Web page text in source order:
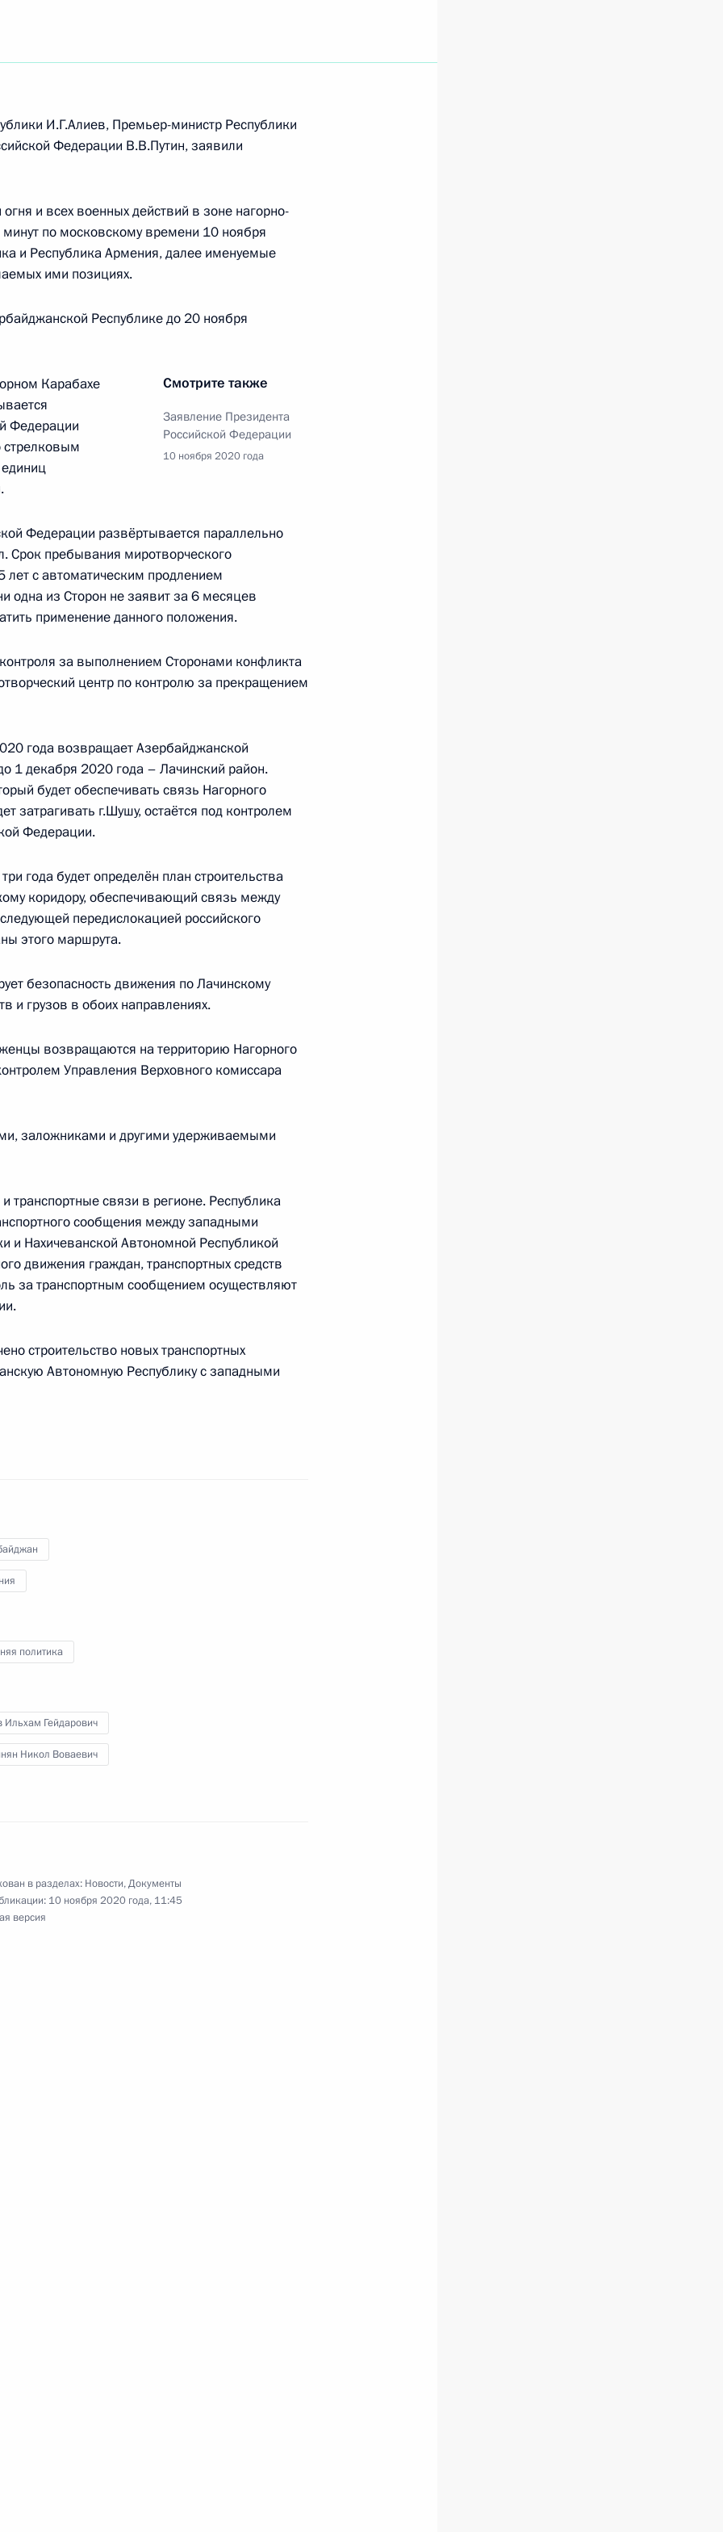
обязанности Премьер-
обязанности Премьер-
Армении Николом
Николом Пашиняном
Армении Николом
Азербайджана Ильхамом
Николом Пашиняном
Армении Николом
Николом Пашиняном
с Президентом
Премьер-министром
Пашиняном
без взимания вывозной
миссии в Нагорном
Алиевым и Николом
И.Г.Алиев, Премьер-министр Республики
Федерации В.В.Путин, заявили
и всех военных действий в зоне нагорно-
по московскому времени 10 ноября
и Республика Армения, далее именуемые
ими позициях.
Республике до 20 ноября
Смотрите также
Заявление Президента
Российской Федерации
10 ноября 2020 года
Карабахе
Федерации
стрелковым
Федерации развёртывается параллельно
Срок пребывания миротворческого
лет с автоматическим продлением
одна из Сторон не заявит за 6 месяцев
применение данного положения.
за выполнением Сторонами конфликта
центр по контролю за прекращением
года возвращает Азербайджанской
1 декабря 2020 года – Лачинский район.
будет обеспечивать связь Нагорного
затрагивать г.Шушу, остаётся под контролем
Федерации.
года будет определён план строительства
коридору, обеспечивающий связь между
передислокацией российского
этого маршрута.
безопасность движения по Лачинскому
и грузов в обоих направлениях.
возвращаются на территорию Нагорного
Управления Верховного комиссара
заложниками и другими удерживаемыми
транспортные связи в регионе. Республика
сообщения между западными
и Нахичеванской Автономной Республикой
движения граждан, транспортных средств
за транспортным сообщением осуществляют
строительство новых транспортных
Автономную Республику с западными
политика
Ильхам Гейдарович
Никол Воваевич
в разделах: Новости,Документы
10 ноября 2020 года, 11:45
версия